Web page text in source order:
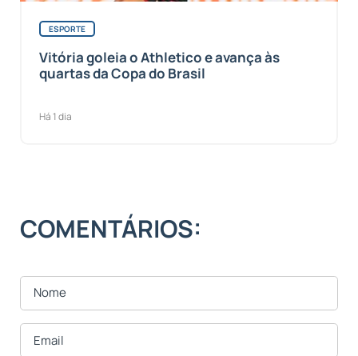
ESPORTE
Vitória goleia o Athletico e avança às
quartas da Copa do Brasil
Há 1 dia
COMENTÁRIOS: